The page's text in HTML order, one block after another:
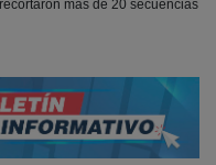
más de 20 secuencias